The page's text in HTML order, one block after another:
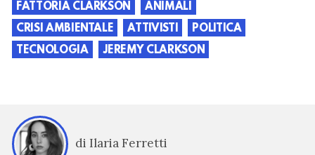
FATTORIA CLARKSON
ANIMALI
CRISI AMBIENTALE
ATTIVISTI
POLITICA
TECNOLOGIA
JEREMY CLARKSON
di Ilaria Ferretti